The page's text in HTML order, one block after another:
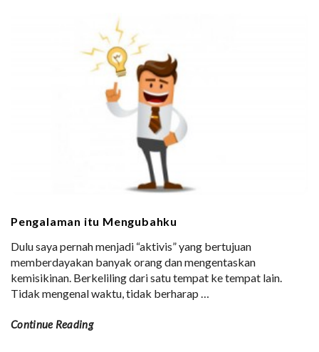
Pengalaman itu Mengubahku
Dulu saya pernah menjadi “aktivis” yang bertujuan
memberdayakan banyak orang dan mengentaskan
kemisikinan. Berkeliling dari satu tempat ke tempat lain.
Tidak mengenal waktu, tidak berharap …
Continue Reading